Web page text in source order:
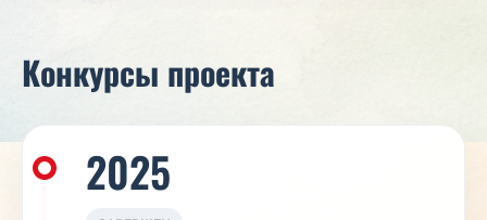
Конкурсы проекта
2025